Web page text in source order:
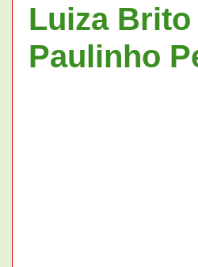
Luiza Brito
Paulinho